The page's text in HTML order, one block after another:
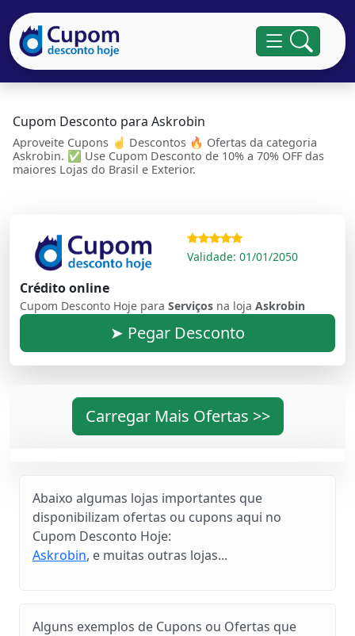
Cupom Desconto para Askrobin
Aproveite Cupons ☝ Descontos 🔥 Ofertas da categoria
Askrobin. ✅ Use Cupom Desconto de 10% a 70% OFF das
maiores Lojas do Brasil e Exterior.
Validade: 01/01/2050
Crédito online
Cupom Desconto Hoje para Serviços na loja Askrobin
➤ Pegar Desconto
Carregar Mais Ofertas >>
Abaixo algumas lojas importantes que
disponibilizam ofertas ou cupons aqui no
Cupom Desconto Hoje:
Askrobin, e muitas outras lojas...
Alguns exemplos de Cupons ou Ofertas que